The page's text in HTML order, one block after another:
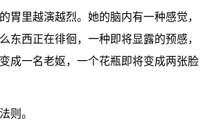
胃里越演越烈。她的脑内有一种感觉，
东西正在徘徊，一种即将显露的预感，
成一名老妪，一个花瓶即将变成两张脸
则。